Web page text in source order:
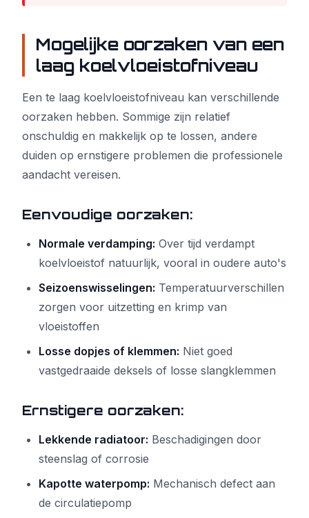
Mogelijke oorzaken van een
laag koelvloeistofniveau
Een te laag koelvloeistofniveau kan verschillende
oorzaken hebben. Sommige zijn relatief
onschuldig en makkelijk op te lossen, andere
duiden op ernstigere problemen die professionele
aandacht vereisen.
Eenvoudige oorzaken:
Normale verdamping: Over tijd verdampt
koelvloeistof natuurlijk, vooral in oudere auto's
Seizoenswisselingen: Temperatuurverschillen
zorgen voor uitzetting en krimp van
vloeistoffen
Losse dopjes of klemmen: Niet goed
vastgedraaide deksels of losse slangklemmen
Ernstigere oorzaken:
Lekkende radiatoor: Beschadigingen door
steenslag of corrosie
Kapotte waterpomp: Mechanisch defect aan
de circulatiepomp